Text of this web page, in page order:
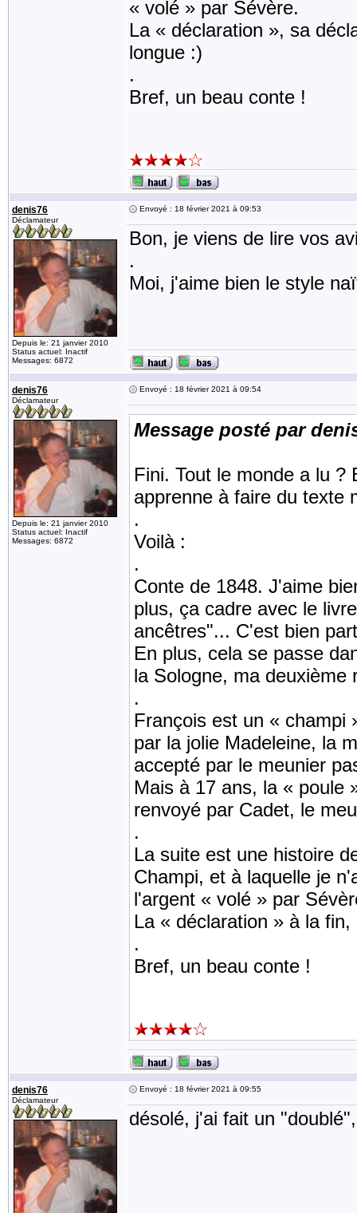
« volé » par Sévère.
La « déclaration », sa
longue :)
.
Bref, un beau conte !
denis76
Déclamateur
Depuis le: 21 janvier 2010
Status actuel: Inactif
Messages: 6872
Envoyé : 18 février 2021 à 09:53
Bon, je viens de lire vos
.
Moi, j'aime bien le style
denis76
Déclamateur
Depuis le: 21 janvier 2010
Status actuel: Inactif
Messages: 6872
Envoyé : 18 février 2021 à 09:54
Message posté par
Fini. Tout le monde a lu
apprenne à faire du texte
.
Voilà :
.
Conte de 1848. J'aime
plus, ça cadre avec le
ancêtres"... C'est bien
En plus, cela se passe
la Sologne, ma deuxième
.
François est un « champi
par la jolie Madeleine, la
accepté par le meunier
Mais à 17 ans, la « poule
renvoyé par Cadet, le
.
La suite est une histoire
Champi, et à laquelle je
l'argent « volé » par
La « déclaration » à la
.
Bref, un beau conte !
denis76
Déclamateur
Envoyé : 18 février 2021 à 09:55
désolé, j'ai fait un